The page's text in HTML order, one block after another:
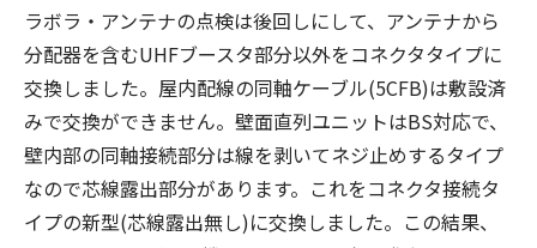
ラボラ・アンテナの点検は後回しにして、アンテナから
分配器を含むUHFブースタ部分以外をコネクタタイプに
交換しました。屋内配線の同軸ケーブル(5CFB)は敷設済
みで交換ができません。壁面直列ユニットはBS対応で、
壁内部の同軸接続部分は線を剥いてネジ止めするタイプ
なので芯線露出部分があります。これをコネクタ接続タ
イプの新型(芯線露出無し)に交換しました。この結果、